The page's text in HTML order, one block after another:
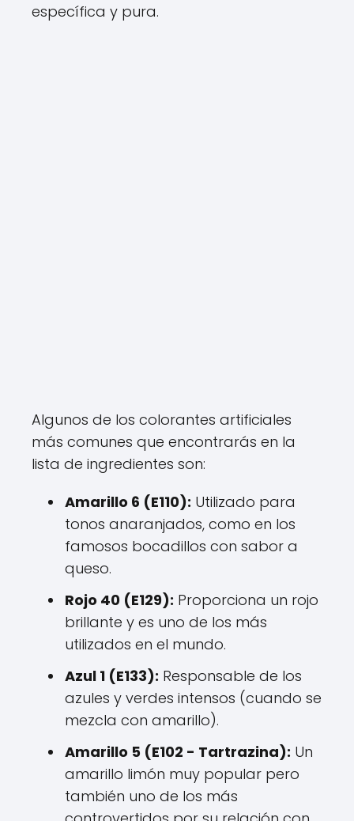
específica y pura.
Algunos de los colorantes artificiales
más comunes que encontrarás en la
lista de ingredientes son:
Amarillo 6 (E110): Utilizado para
tonos anaranjados, como en los
famosos bocadillos con sabor a
queso.
Rojo 40 (E129): Proporciona un rojo
brillante y es uno de los más
utilizados en el mundo.
Azul 1 (E133): Responsable de los
azules y verdes intensos (cuando se
mezcla con amarillo).
Amarillo 5 (E102 - Tartrazina): Un
amarillo limón muy popular pero
también uno de los más